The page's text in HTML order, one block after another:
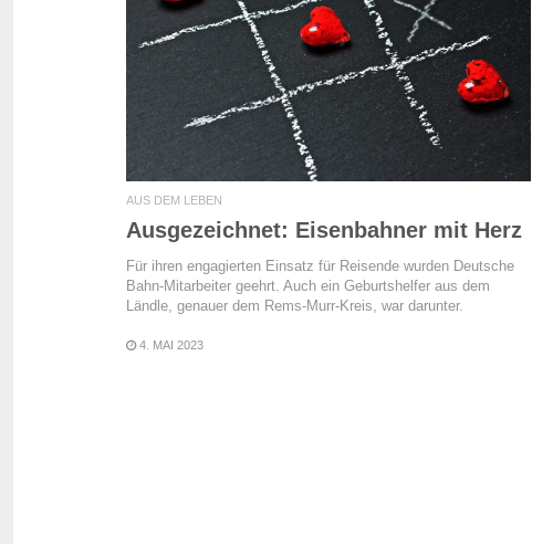
READ MORE
AUS DEM LEBEN
Ausgezeichnet: Eisenbahner mit Herz
Für ihren engagierten Einsatz für Reisende wurden Deutsche
Bahn-Mitarbeiter geehrt. Auch ein Geburtshelfer aus dem
Ländle, genauer dem Rems-Murr-Kreis, war darunter.
4. MAI 2023